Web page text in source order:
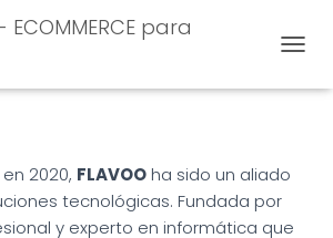
2020, FLAVOOha sido un aliado
tecnológicas. Fundada por
y experto en informática que